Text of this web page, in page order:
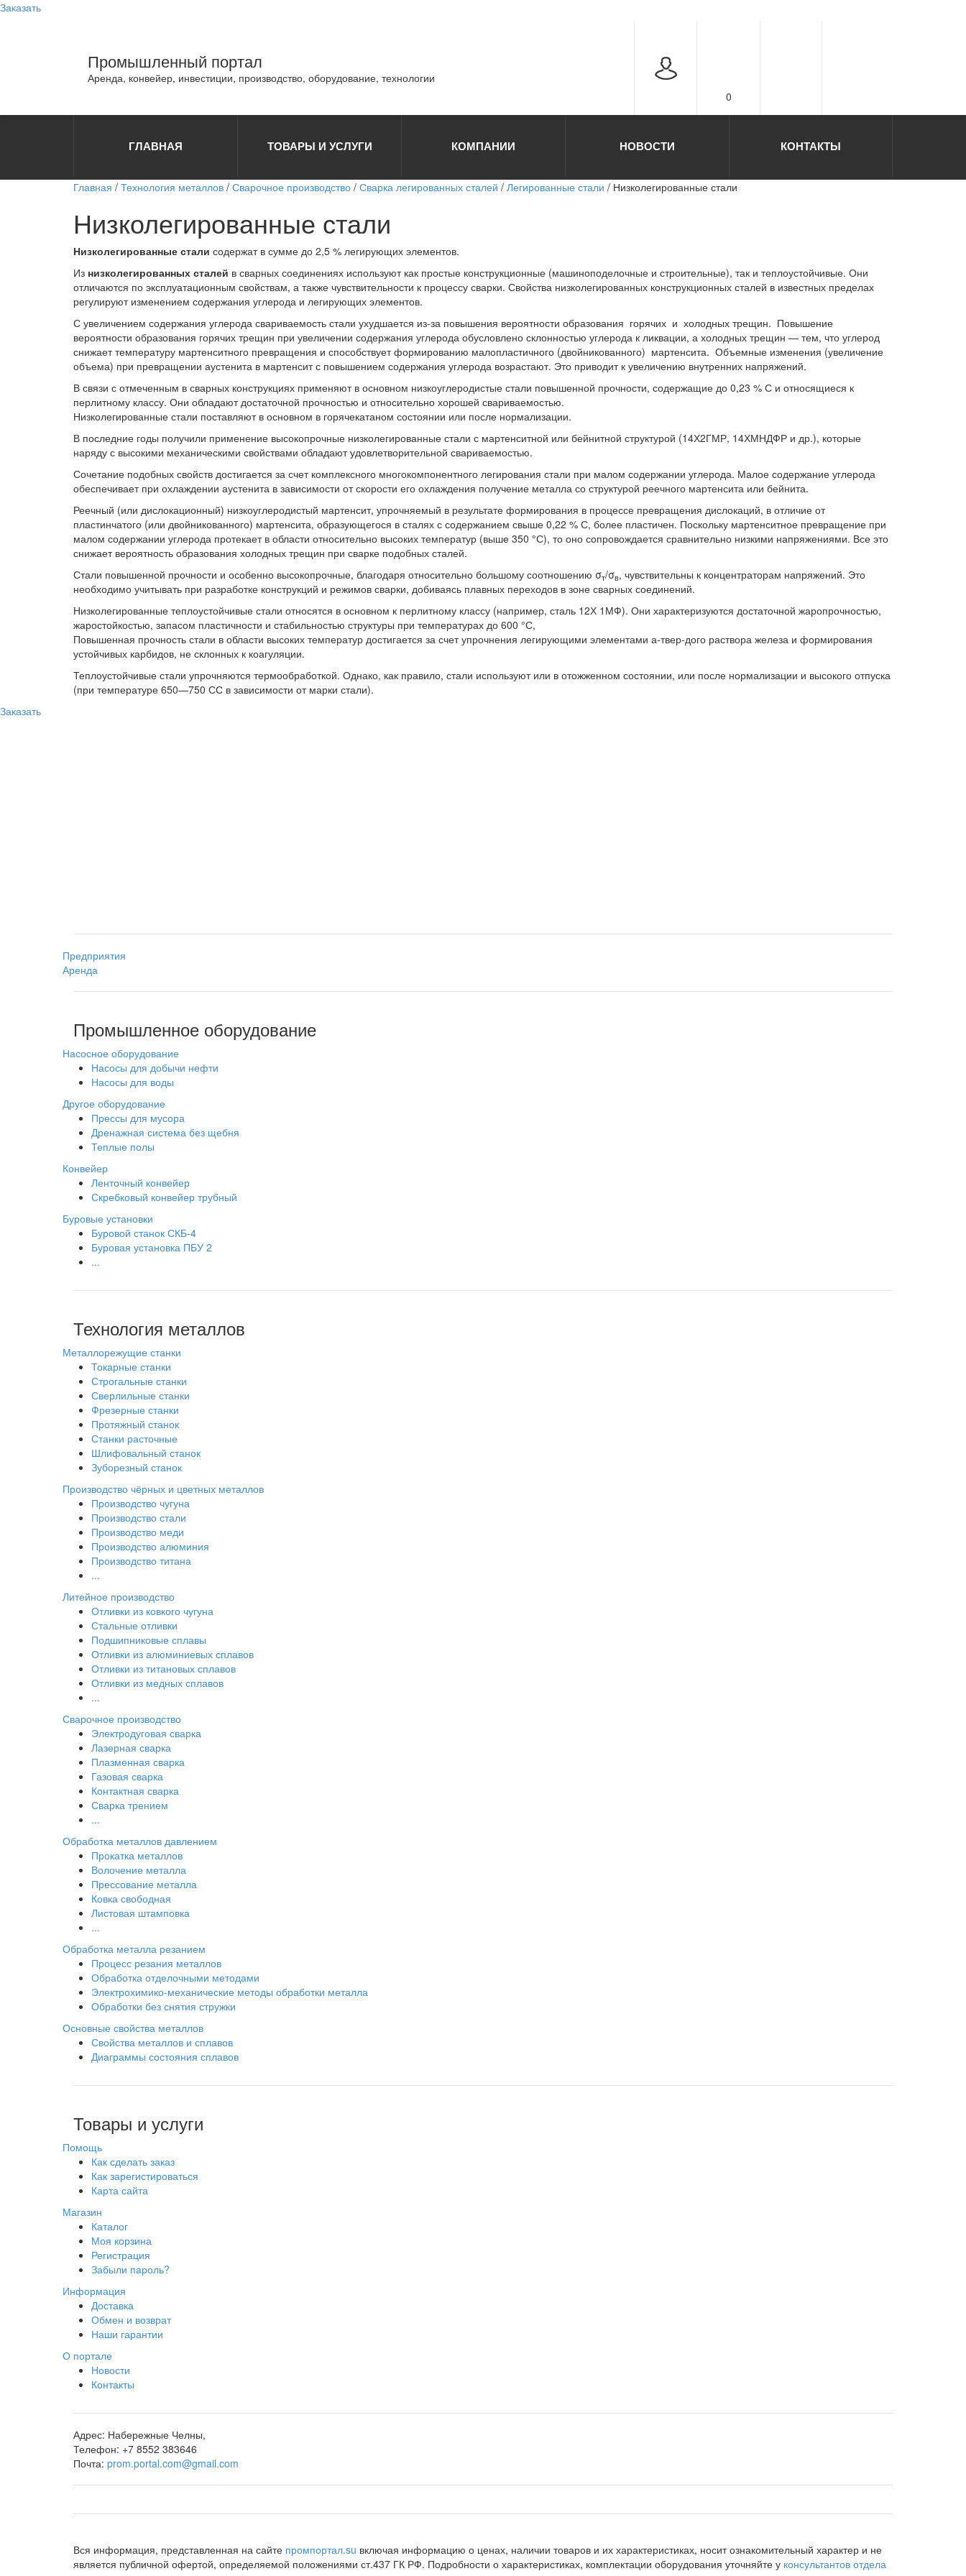
Заказать
Промышленный портал
Аренда, конвейер, инвестиции, производство, оборудование, технологии
0
ГЛАВНАЯ ТОВАРЫ И УСЛУГИ КОМПАНИИ НОВОСТИ КОНТАКТЫ
Главная / Технология металлов / Сварочное производство / Сварка легированных сталей / Легированные стали / Низколегированные стали
Низколегированные стали
Низколегированные стали содержат в сумме до 2,5 % легирующих элементов.
Из низколегированных сталей в сварных соединениях используют как простые конструкционные (машиноподелочные и строительные), так и теплоустойчивые. Они
отличаются по эксплуатационным свойствам, а также чувствительности к процессу сварки. Свойства низколегированных конструкционных сталей в известных пределах
регулируют изменением содержания углерода и легирующих элементов.
С увеличением содержания углерода свариваемость стали ухудшается из-за повышения вероятности образования горячих и холодных трещин. Повышение
вероятности образования горячих трещин при увеличении содержания углерода обусловлено склонностью углерода к ликвации, а холодных трещин — тем, что углерод
снижает температуру мартенситного превращения и способствует формированию малопластичного (двойникованного) мартенсита. Объемные изменения (увеличение
объема) при превращении аустенита в мартенсит с повышением содержания углерода возрастают. Это приводит к увеличению внутренних напряжений.
В связи с отмеченным в сварных конструкциях применяют в основном низкоуглеродистые стали повышенной прочности, содержащие до 0,23 % С и относящиеся к
перлитному классу. Они обладают достаточной прочностью и относительно хорошей свариваемостью.
Низколегированные стали поставляют в основном в горячекатаном состоянии или после нормализации.
В последние годы получили применение высокопрочные низколегированные стали с мартенситной или бейнитной структурой (14Х2ГМР, 14ХМНДФР и др.), которые
наряду с высокими механическими свойствами обладают удовлетворительной свариваемостью.
Сочетание подобных свойств достигается за счет комплексного многокомпонентного легирования стали при малом содержании углерода. Малое содержание углерода
обеспечивает при охлаждении аустенита в зависимости от скорости его охлаждения получение металла со структурой реечного мартенсита или бейнита.
Реечный (или дислокационный) низкоуглеродистый мартенсит, упрочняемый в результате формирования в процессе превращения дислокаций, в отличие от
пластинчатого (или двойникованного) мартенсита, образующегося в сталях с содержанием свыше 0,22 % С, более пластичен. Поскольку мартенситное превращение при
малом содержании углерода протекает в области относительно высоких температур (выше 350 °С), то оно сопровождается сравнительно низкими напряжениями. Все это
снижает вероятность образования холодных трещин при сварке подобных сталей.
Стали повышенной прочности и особенно высокопрочные, благодаря относительно большому соотношению σт/σв, чувствительны к концентраторам напряжений. Это
необходимо учитывать при разработке конструкций и режимов сварки, добиваясь плавных переходов в зоне сварных соединений.
Низколегированные теплоустойчивые стали относятся в основном к перлитному классу (например, сталь 12Х 1МФ). Они характеризуются достаточной жаропрочностью,
жаростойкостью, запасом пластичности и стабильностью структуры при температурах до 600 °С,
Повышенная прочность стали в области высоких температур достигается за счет упрочнения легирующими элементами а-твер-дого раствора железа и формирования
устойчивых карбидов, не склонных к коагуляции.
Теплоустойчивые стали упрочняются термообработкой. Однако, как правило, стали используют или в отожженном состоянии, или после нормализации и высокого отпуска
(при температуре 650—750 СС в зависимости от марки стали).
Заказать
Предприятия
Аренда
Промышленное оборудование
Насосное оборудование
Насосы для добычи нефти
Насосы для воды
Другое оборудование
Прессы для мусора
Дренажная система без щебня
Теплые полы
Конвейер
Ленточный конвейер
Скребковый конвейер трубный
Буровые установки
Буровой станок СКБ-4
Буровая установка ПБУ 2
...
Технология металлов
Металлорежущие станки
Токарные станки
Строгальные станки
Сверлильные станки
Фрезерные станки
Протяжный станок
Станки расточные
Шлифовальный станок
Зуборезный станок
Производство чёрных и цветных металлов
Производство чугуна
Производство стали
Производство меди
Производство алюминия
Производство титана
...
Литейное производство
Отливки из ковкого чугуна
Стальные отливки
Подшипниковые сплавы
Отливки из алюминиевых сплавов
Отливки из титановых сплавов
Отливки из медных сплавов
...
Сварочное производство
Электродуговая сварка
Лазерная сварка
Плазменная сварка
Газовая сварка
Контактная сварка
Сварка трением
...
Обработка металлов давлением
Прокатка металлов
Волочение металла
Прессование металла
Ковка свободная
Листовая штамповка
...
Обработка металла резанием
Процесс резания металлов
Обработка отделочными методами
Электрохимико-механические методы обработки металла
Обработки без снятия стружки
Основные свойства металлов
Свойства металлов и сплавов
Диаграммы состояния сплавов
Товары и услуги
Помощь
Как сделать заказ
Как зарегистироваться
Карта сайта
Магазин
Каталог
Моя корзина
Регистрация
Забыли пароль?
Информация
Доставка
Обмен и возврат
Наши гарантии
О портале
Новости
Контакты
Адрес: Набережные Челны,
Телефон: +7 8552 383646
Почта: prom.portal.com@gmail.com
Вся информация, представленная на сайте промпортал.su включая информацию о ценах, наличии товаров и их характеристиках, носит ознакомительный характер и не
является публичной офертой, определяемой положениями ст.437 ГК РФ. Подробности о характеристиках, комплектации оборудования уточняйте у консультантов отдела